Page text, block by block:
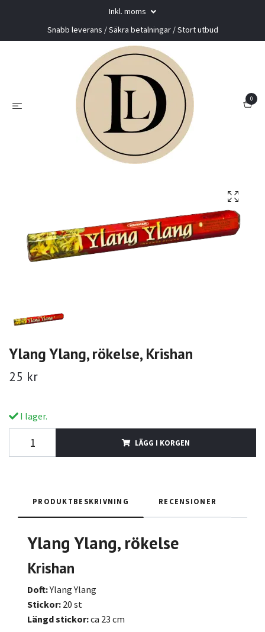
Inkl. moms
Snabb leverans / Säkra betalningar / Stort utbud
0
Ylang Ylang, rökelse, Krishan
25 kr
I lager.
LÄGG I KORGEN
PRODUKTBESKRIVNING RECENSIONER
Ylang Ylang, rökelse
Krishan
Doft:Ylang Ylang
Stickor: 20 st
Längd stickor:ca 23 cm